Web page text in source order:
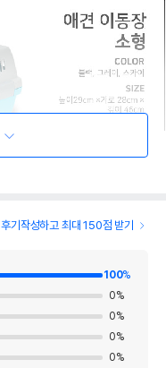
후기작성하고 최대 150점 받기
100%
0%
0%
0%
0%